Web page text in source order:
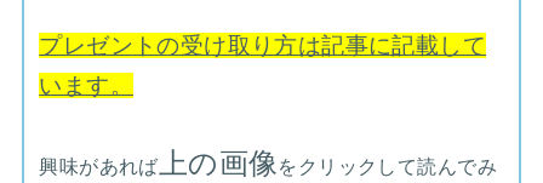
プレゼントの受け取り方は記事に記載して
います。
興味があれば 上の画像 をクリックして読んでみ